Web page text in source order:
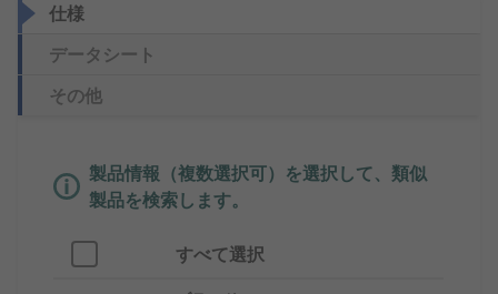
仕様
データシート
その他
製品情報（複数選択可）を選択して、類似
製品を検索します。
すべて選択